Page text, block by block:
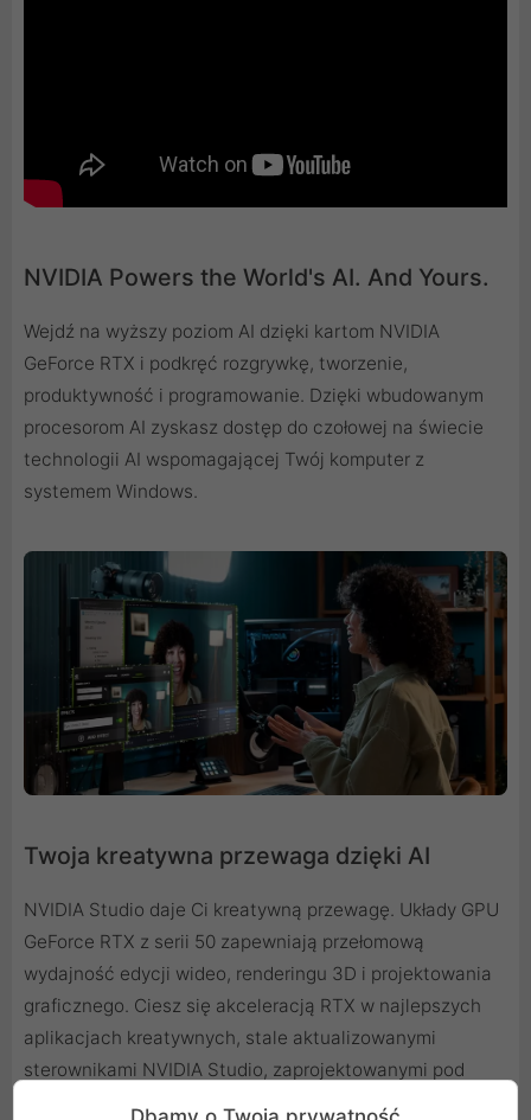
NVIDIA Powers the World's AI. And Yours.
Wejdź na wyższy poziom AI dzięki kartom NVIDIA
GeForce RTX i podkręć rozgrywkę, tworzenie,
produktywność i programowanie. Dzięki wbudowanym
procesorom AI zyskasz dostęp do czołowej na świecie
technologii AI wspomagającej Twój komputer z
systemem Windows.
Twoja kreatywna przewaga dzięki AI
NVIDIA Studio daje Ci kreatywną przewagę. Układy GPU
GeForce RTX z serii 50 zapewniają przełomową
wydajność edycji wideo, renderingu 3D i projektowania
graficznego. Ciesz się akceleracją RTX w najlepszych
aplikacjach kreatywnych, stale aktualizowanymi
sterownikami NVIDIA Studio, zaprojektowanymi pod
kątem zapewnienia maksymalnej stabilności oraz